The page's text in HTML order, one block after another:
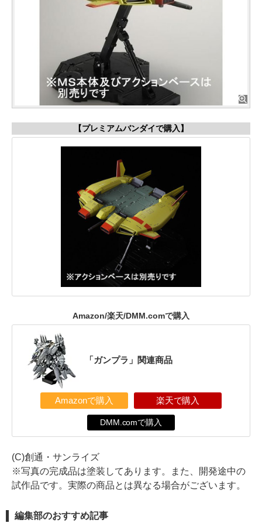
【プレミアムバンダイで購入】
Amazon/楽天/DMM.comで購入
「ガンプラ」関連商品
Amazonで購入 楽天で購入
DMM.comで購入
(C)創通・サンライズ
※写真の完成品は塗装してあります。また、開発途中の
試作品です。実際の商品とは異なる場合がございます。
編集部のおすすめ記事